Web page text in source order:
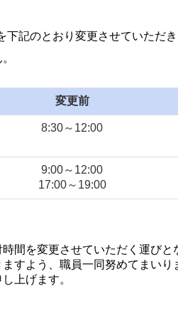
記のとおり変更させていただき
変更前
8:30～12:00
9:00～12:00
17:00～19:00
間を変更させていただく運びと
すよう、職員一同努めてまいり
上げます。